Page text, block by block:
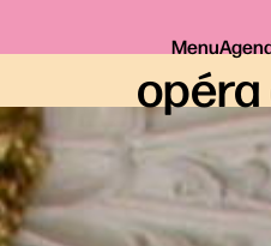
Menu